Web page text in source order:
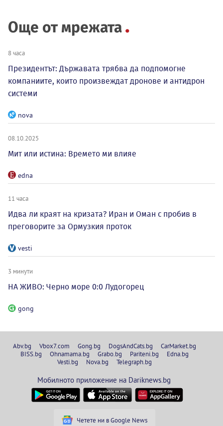
Още от мрежата
8 часа
Президентът: Държавата трябва да подпомогне
компаниите, които произвеждат дронове и антидрон
системи
nova
08.10.2025
Мит или истина: Времето ми влияе
edna
11 часа
Идва ли краят на кризата? Иран и Оман с пробив в
преговорите за Ормузкия проток
vesti
3 минути
НА ЖИВО: Черно море 0:0 Лудогорец
gong
Abv.bg Vbox7.com Gong.bg DogsAndCats.bg
CarMarket.bg
BISS.bg
Ohnamama.bg Grabo.bg Pariteni.bg
Edna.bg
Vesti.bg
Nova.bg Telegraph.bg
Мобилното приложение на Dariknews.bg
Четете ни в Google News